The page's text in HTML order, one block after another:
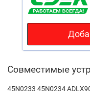
Совместимые
45N0233 45N0234